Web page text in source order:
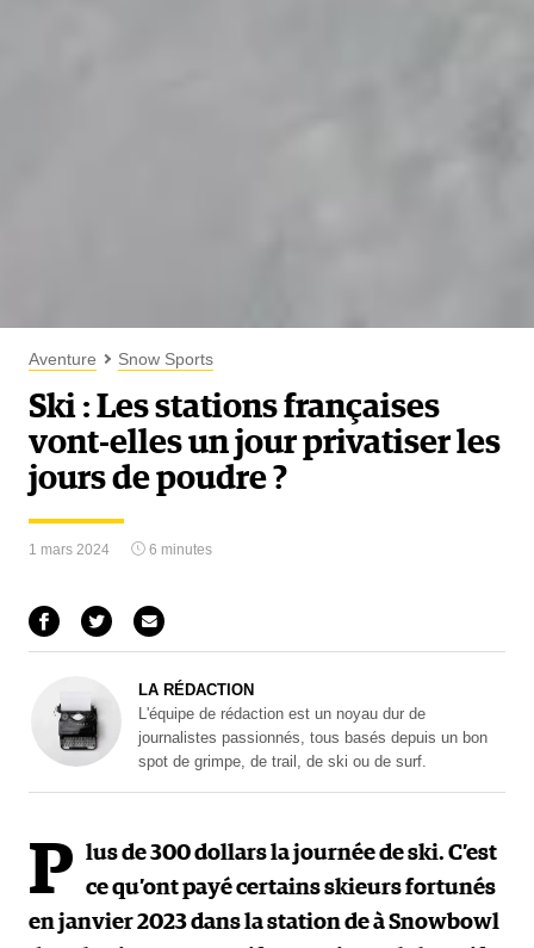
Aventure Snow Sports
Ski : Les stations françaises
vont-elles un jour privatiser les
jours de poudre ?
1 mars 2024 6 minutes
LA RÉDACTION
L'équipe de rédaction est un noyau dur de
journalistes passionnés, tous basés depuis un bon
spot de grimpe, de trail, de ski ou de surf.
P lus de 300 dollars la journée de ski. C’est
ce qu’ont payé certains skieurs fortunés
en janvier 2023 dans la station de à Snowbowl